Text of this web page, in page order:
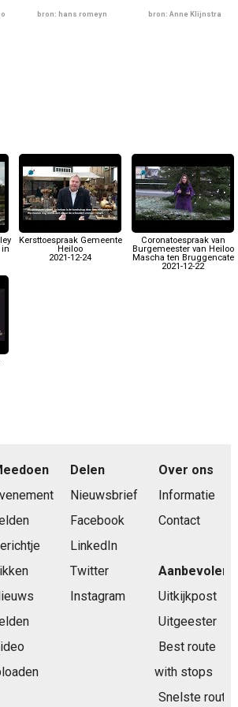
bron: hans romeyn bron: Anne Klijnstra
in
Kersttoespraak Gemeente
Heiloo
2021-12-24
Coronatoespraak van
Burgemeester van Heiloo
Mascha ten Bruggencate
2021-12-22
Delen
Nieuwsbrief
Facebook
LinkedIn
Twitter
Instagram
Over ons
Informatie
Contact
Aanbevolen
Uitkijkpost
Uitgeester
Best route
with stops
Snelste route